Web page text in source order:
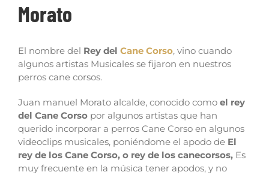
Morato
El nombre del Rey del Cane Corso, vino cuando
algunos artistas Musicales se fijaron en nuestros
perros cane corsos.
Juan manuel Morato alcalde, conocido como el rey
del Cane Corso por algunos artistas que han
querido incorporar a perros Cane Corso en algunos
videoclips musicales, poniéndome el apodo de El
rey de los Cane Corso, o rey de los canecorsos, Es
muy frecuente en la música tener apodos, y no